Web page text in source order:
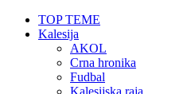
TOP TEME
Kalesija
AKOL
Crna hronika
Fudbal
Kalesijska raja